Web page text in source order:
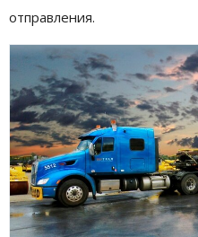
отправления.